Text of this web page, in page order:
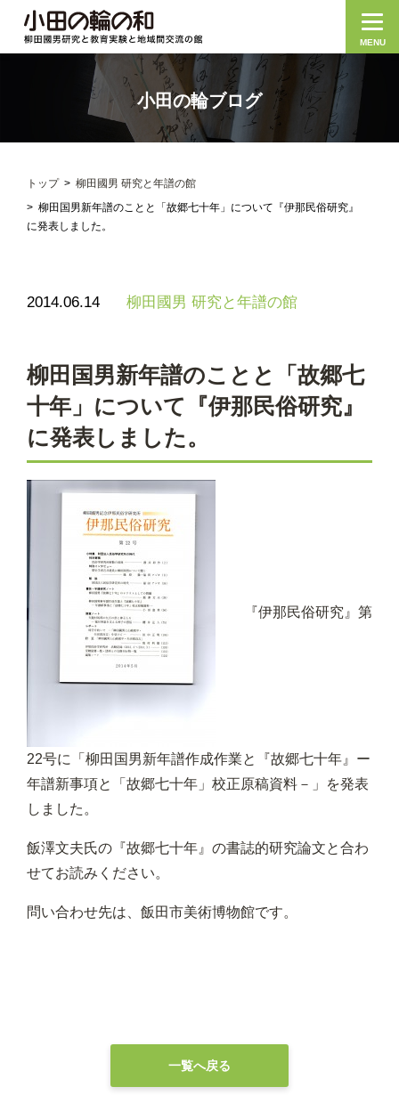
MENU
小田の輪ブログ
トップ
柳田國男 研究と年譜の館
柳田国男新年譜のことと「故郷七十年」について『伊那民俗研究』
に発表しました。
2014.06.14 柳田國男 研究と年譜の館
柳田国男新年譜のことと「故郷七
十年」について『伊那民俗研究』
に発表しました。
『伊那民俗研究』第
22号に「柳田国男新年譜作成作業と『故郷七十年』ー
年譜新事項と「故郷七十年」校正原稿資料－」を発表
しました。
飯澤文夫氏の『故郷七十年』の書誌的研究論文と合わ
せてお読みください。
問い合わせ先は、飯田市美術博物館です。
一覧へ戻る